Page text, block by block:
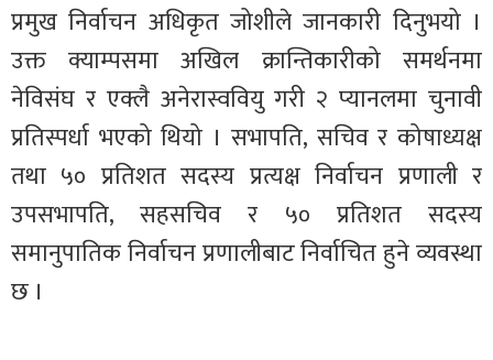
प्रमुख निर्वाचन अधिकृत जोशीले जानकारी दिनुभयो ।
उक्त क्याम्पसमा अखिल क्रान्तिकारीको समर्थनमा
नेविसंघ र एक्लै अनेरास्ववियु गरी २ प्यानलमा चुनावी
प्रतिस्पर्धा भएको थियो । सभापति, सचिव र कोषाध्यक्ष
तथा ५० प्रतिशत सदस्य प्रत्यक्ष निर्वाचन प्रणाली र
उपसभापति, सहसचिव र ५० प्रतिशत सदस्य
समानुपातिक निर्वाचन प्रणालीबाट निर्वाचित हुने व्यवस्था
छ ।